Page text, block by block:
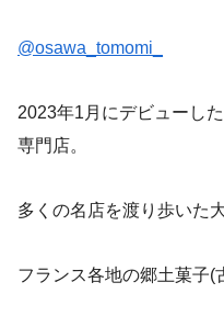
@osawa_tomomi_
2023年1月にデビューし
専門店。
多くの名店を渡り歩いた
フランス各地の郷土菓子(